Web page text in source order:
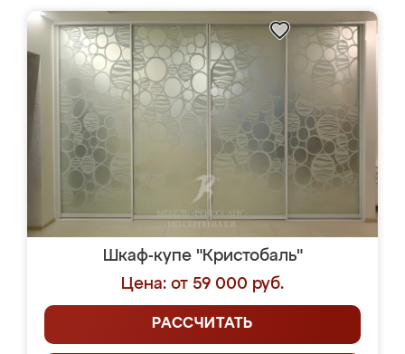
Шкаф-купе "Кристобаль"
Цена: от 59 000 руб.
РАССЧИТАТЬ